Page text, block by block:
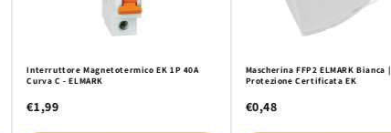
Interruttore Magnetotermico EK 1P 40A
Curva C - ELMARK
€1,99
Mascherina FFP2 ELMARK Bianca |
Protezione Certificata EK
€0,48